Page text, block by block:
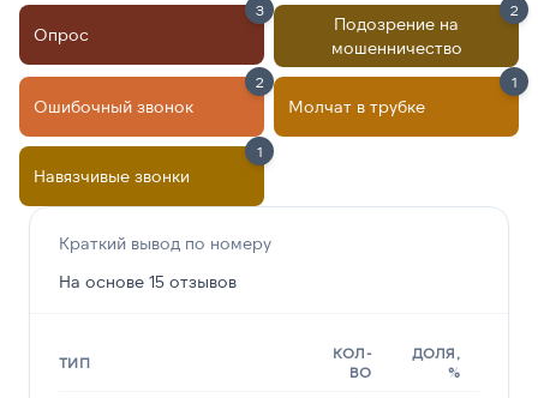
Опрос
3
Подозрение на
мошенничество
2
Ошибочный звонок
2
Молчат в трубке
1
Навязчивые звонки
1
Краткий вывод по номеру
На основе 15 отзывов
ТИП
КОЛ-
ВО
ДОЛЯ,
%